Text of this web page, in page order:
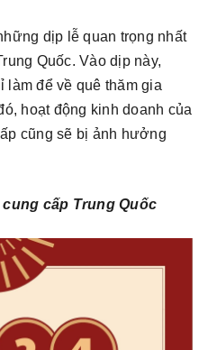
dịp lễ quan trọng nhất
Quốc. Vào dịp này,
làm để về quê thăm gia
hoạt động kinh doanh của
cũng sẽ bị ảnh hưởng
cấp Trung Quốc